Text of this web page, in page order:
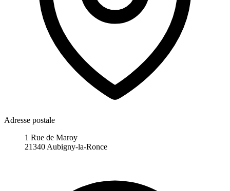
Adresse postale
1 Rue de Maroy
21340 Aubigny-la-Ronce